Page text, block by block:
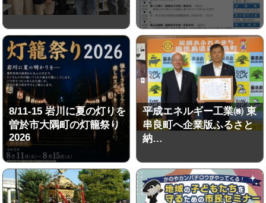
8/11-15 岩川に夏の灯りを
曽於市大隅町の灯籠祭り
2026
平成エネルギー工業㈱ 東
串良町へ企業版ふるさと
納…